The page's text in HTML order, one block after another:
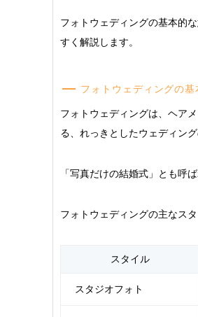
フォトウェディングの基本的
すく解説します。
フォトウェディングの
フォトウェディングは、ヘア
る、れっきとしたウェディング
「写真だけの結婚式」とも呼
フォトウェディングの主なス
スタイル
スタジオフォト